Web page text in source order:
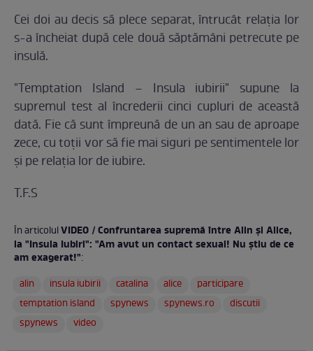
Cei doi au decis să plece separat, întrucât relaţia lor
s-a încheiat după cele două săptămâni petrecute pe
insulă.
"Temptation Island – Insula iubirii" supune la
supremul test al încrederii cinci cupluri de această
dată. Fie că sunt împreună de un an sau de aproape
zece, cu toții vor să fie mai siguri pe sentimentele lor
și pe relația lor de iubire.
T.F.S
În articolulVIDEO / Confruntarea supremă între Alin şi Alice,
la "Insula Iubiri": "Am avut un contact sexual! Nu ştiu de ce
am exagerat!":
alin
insula iubirii catalina alice
participare
temptation island
spynews spynews.ro
discutii
spynews
video